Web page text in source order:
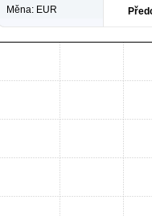
Měna: EUR